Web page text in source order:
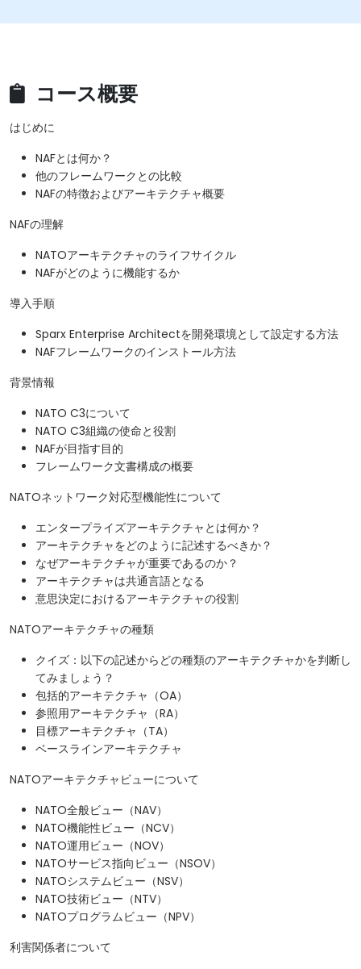
コース概要
はじめに
NAFとは何か？
他のフレームワークとの比較
NAFの特徴およびアーキテクチャ概要
NAFの理解
NATOアーキテクチャのライフサイクル
NAFがどのように機能するか
導入手順
Sparx Enterprise Architectを開発環境として設定する方法
NAFフレームワークのインストール方法
背景情報
NATO C3について
NATO C3組織の使命と役割
NAFが目指す目的
フレームワーク文書構成の概要
NATOネットワーク対応型機能性について
エンタープライズアーキテクチャとは何か？
アーキテクチャをどのように記述するべきか？
なぜアーキテクチャが重要であるのか？
アーキテクチャは共通言語となる
意思決定におけるアーキテクチャの役割
NATOアーキテクチャの種類
クイズ：以下の記述からどの種類のアーキテクチャかを判断し
てみましょう？
包括的アーキテクチャ（OA）
参照用アーキテクチャ（RA）
目標アーキテクチャ（TA）
ベースラインアーキテクチャ
NATOアーキテクチャビューについて
NATO全般ビュー（NAV）
NATO機能性ビュー（NCV）
NATO運用ビュー（NOV）
NATOサービス指向ビュー（NSOV）
NATOシステムビュー（NSV）
NATO技術ビュー（NTV）
NATOプログラムビュー（NPV）
利害関係者について